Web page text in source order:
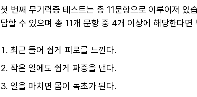
첫 번째 무기력증 테스트는 총 11문항으로 이루어져 있
답할 수 있으며 총 11개 문항 중 4개 이상에 해당한다면
최근 들어 쉽게 피로를 느낀다.
작은 일에도 쉽게 짜증을 낸다.
일을 마치면 몸이 녹초가 된다.